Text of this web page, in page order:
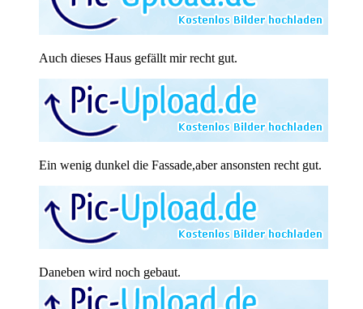
Auch dieses Haus gefällt mir recht gut.
Ein wenig dunkel die Fassade,aber ansonsten recht gut.
Daneben wird noch gebaut.